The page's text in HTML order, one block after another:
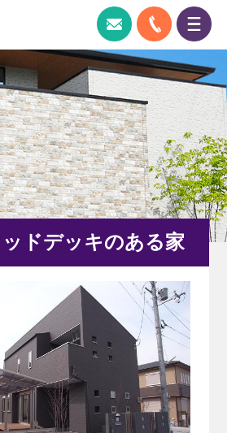
ーハウス｜奈良県広陵町の新築一戸
お問い合わせ
0745-51-
ス
ドデッキのある家